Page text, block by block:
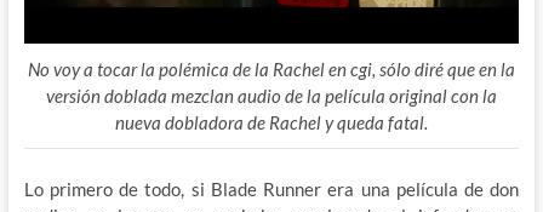
No voy a tocar la polémica de la Rachel en cgi, sólo diré que en la
versión doblada mezclan audio de la película original con la
nueva dobladora de Rachel y queda fatal.
Lo primero de todo, si Blade Runner era una película de don